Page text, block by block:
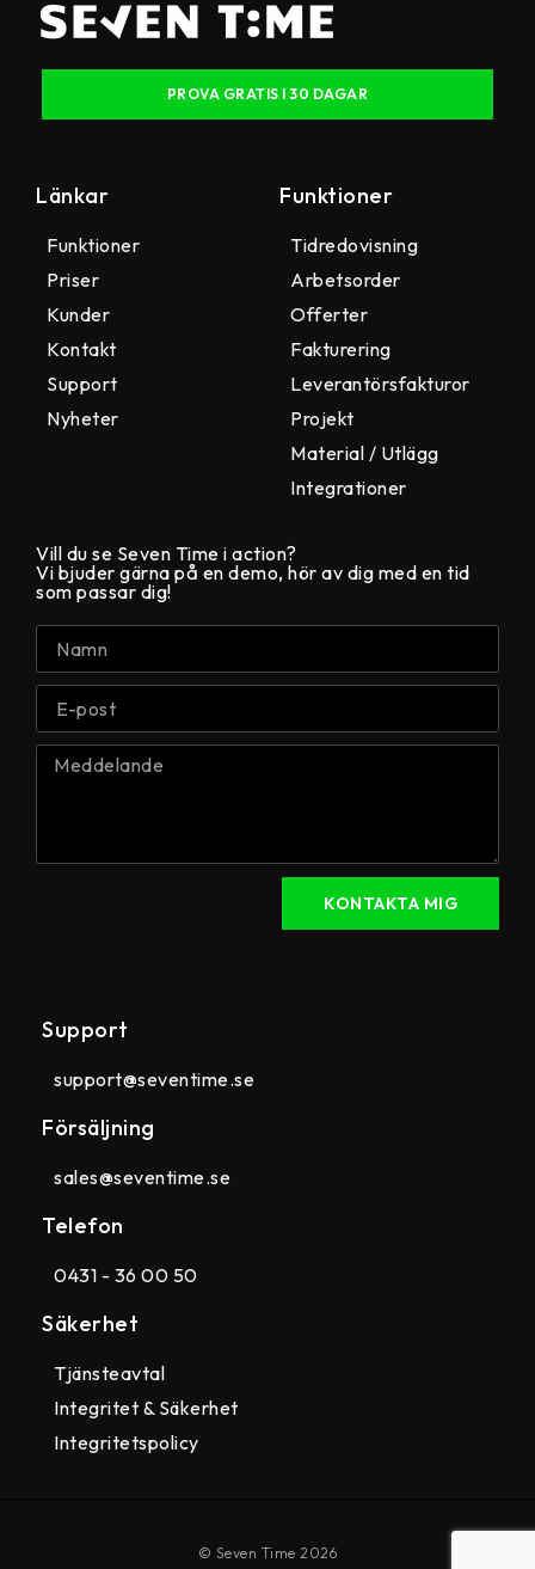
PROVA GRATIS I 30 DAGAR
Länkar
Funktioner
Priser
Kunder
Kontakt
Support
Nyheter
Funktioner
Tidredovisning
Arbetsorder
Offerter
Fakturering
Leverantörsfakturor
Projekt
Material / Utlägg
Integrationer
Vill du se Seven Time i action?
Vi bjuder gärna på en demo, hör av dig med en tid
som passar dig!
KONTAKTA MIG
Support
support@seventime.se
Försäljning
sales@seventime.se
Telefon
0431 - 36 00 50
Säkerhet
Tjänsteavtal
Integritet & Säkerhet
Integritetspolicy
© Seven Time 2026